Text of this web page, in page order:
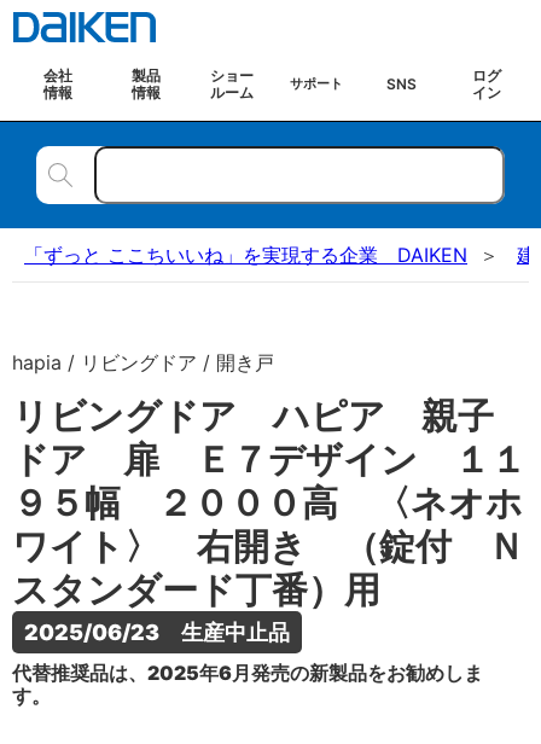
会社
情報
製品
情報
ショー
ルーム
サポート SNS
ログ
イン
「ずっと ここちいいね」を実現する企業 DAIKEN 建
hapia / リビングドア / 開き戸
リビングドア ハピア 親子
ドア 扉 Ｅ７デザイン １１
９５幅 ２０００高 〈ネオホ
ワイト〉 右開き （錠付 Ｎ
スタンダード丁番）用
2025/06/23　生産中止品
代替推奨品は、2025年6月発売の新製品をお勧めしま
す。